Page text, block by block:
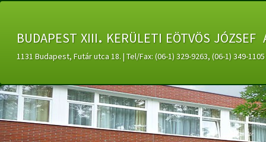
budapest xiii. kerületi eötvös
1131 Budapest, Futár utca 18. | Tel/Fax: (06-1) 329-9263, (06-1) 349-